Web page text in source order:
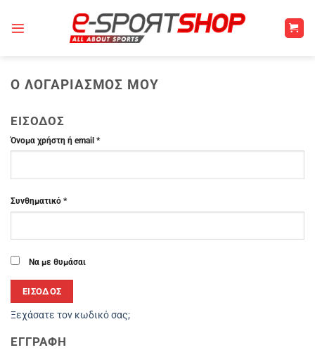
περιεχόμενο
Ο ΛΟΓΑΡΙΑΣΜΌΣ ΜΟΥ
ΕΊΣΟΔΟΣ
Όνομα χρήστη ή email *Απαιτείται
Συνθηματικό *Απαιτείται
Να με θυμάσαι
ΕΊΣΟΔΟΣ
Ξεχάσατε τον κωδικό σας;
ΕΓΓΡΑΦΉ